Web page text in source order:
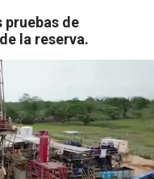
pruebas de
la reserva.